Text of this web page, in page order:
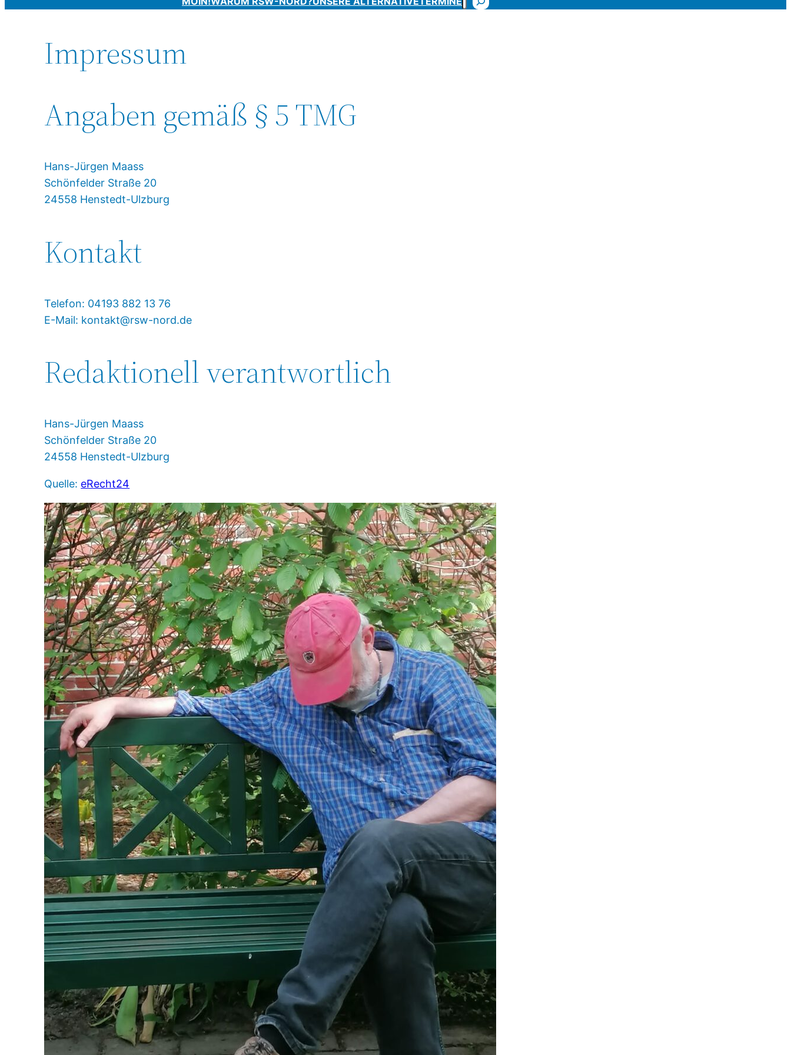
Impressum
Angaben gemäß § 5 TMG
Hans-Jürgen Maass
Schönfelder Straße 20
24558 Henstedt-Ulzburg
Kontakt
Telefon: 04193 882 13 76
E-Mail: kontakt@rsw-nord.de
Redaktionell verantwortlich
Hans-Jürgen Maass
Schönfelder Straße 20
24558 Henstedt-Ulzburg
Quelle: eRecht24